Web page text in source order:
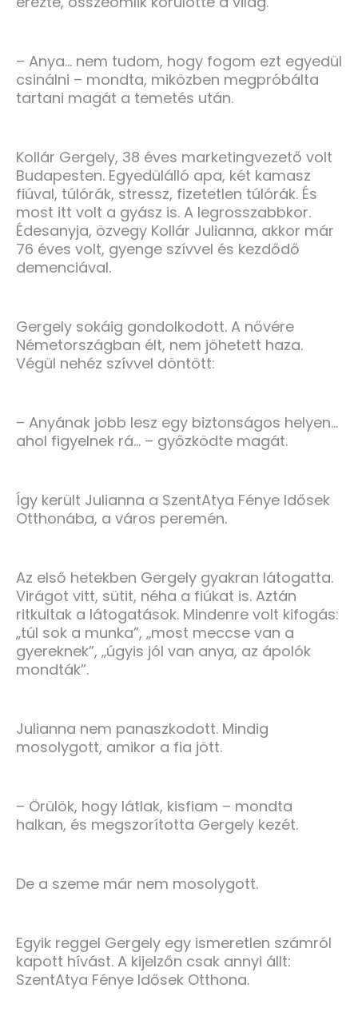
– Anya… nem tudom, hogy fogom ezt egyedül
csinálni – mondta, miközben megpróbálta
tartani magát a temetés után.
Kollár Gergely, 38 éves marketingvezető volt
Budapesten. Egyedülálló apa, két kamasz
fiúval, túlórák, stressz, fizetetlen túlórák. És
most itt volt a gyász is. A legrosszabbkor.
Édesanyja, özvegy Kollár Julianna, akkor már
76 éves volt, gyenge szívvel és kezdődő
demenciával.
Gergely sokáig gondolkodott. A nővére
Németországban élt, nem jöhetett haza.
Végül nehéz szívvel döntött:
– Anyának jobb lesz egy biztonságos helyen…
ahol figyelnek rá… – győzködte magát.
Így került Julianna a SzentAtya Fénye Idősek
Otthonába, a város peremén.
Az első hetekben Gergely gyakran látogatta.
Virágot vitt, sütit, néha a fiúkat is. Aztán
ritkultak a látogatások. Mindenre volt kifogás:
„túl sok a munka”, „most meccse van a
gyereknek”, „úgyis jól van anya, az ápolók
mondták”.
Julianna nem panaszkodott. Mindig
mosolygott, amikor a fia jött.
– Örülök, hogy látlak, kisfiam – mondta
halkan, és megszorította Gergely kezét.
De a szeme már nem mosolygott.
Egyik reggel Gergely egy ismeretlen számról
kapott hívást. A kijelzőn csak annyi állt:
SzentAtya Fénye Idősek Otthona.